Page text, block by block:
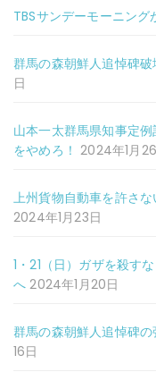
TBSサンデーモーニン
群馬の森朝鮮人追悼碑破
日
山本一太群馬県知事定
をやめろ！ 2024年1月
上州貨物自動車を許さ
2024年1月23日
1・21（日）ガザを殺す
へ 2024年1月20日
群馬の森朝鮮人追悼碑
16日